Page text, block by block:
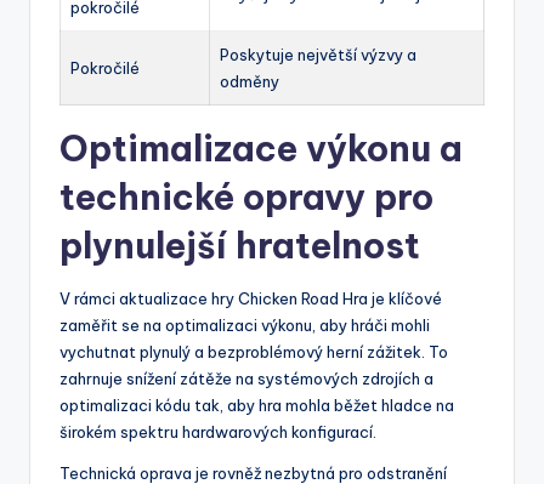
pokročilé
Pokročilé
Poskytuje největší výzvy a
odměny
Optimalizace výkonu a
technické opravy pro
plynulejší hratelnost
V rámci aktualizace hry Chicken Road Hra je klíčové
zaměřit se na optimalizaci výkonu, aby hráči mohli
vychutnat plynulý a bezproblémový herní zážitek. To
zahrnuje snížení zátěže na systémových zdrojích a
optimalizaci kódu tak, aby hra mohla běžet hladce na
širokém spektru hardwarových konfigurací.
Technická oprava je rovněž nezbytná pro odstranění